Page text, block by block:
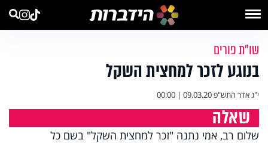
שו"ת פורים
בנוגע לזכר למחצית השקל
י"ג אדר התש"פ09.03.20 | 00:00
שאלה
שלום רב, אמי נתנה "זכר למחצית השקל" בשם כל